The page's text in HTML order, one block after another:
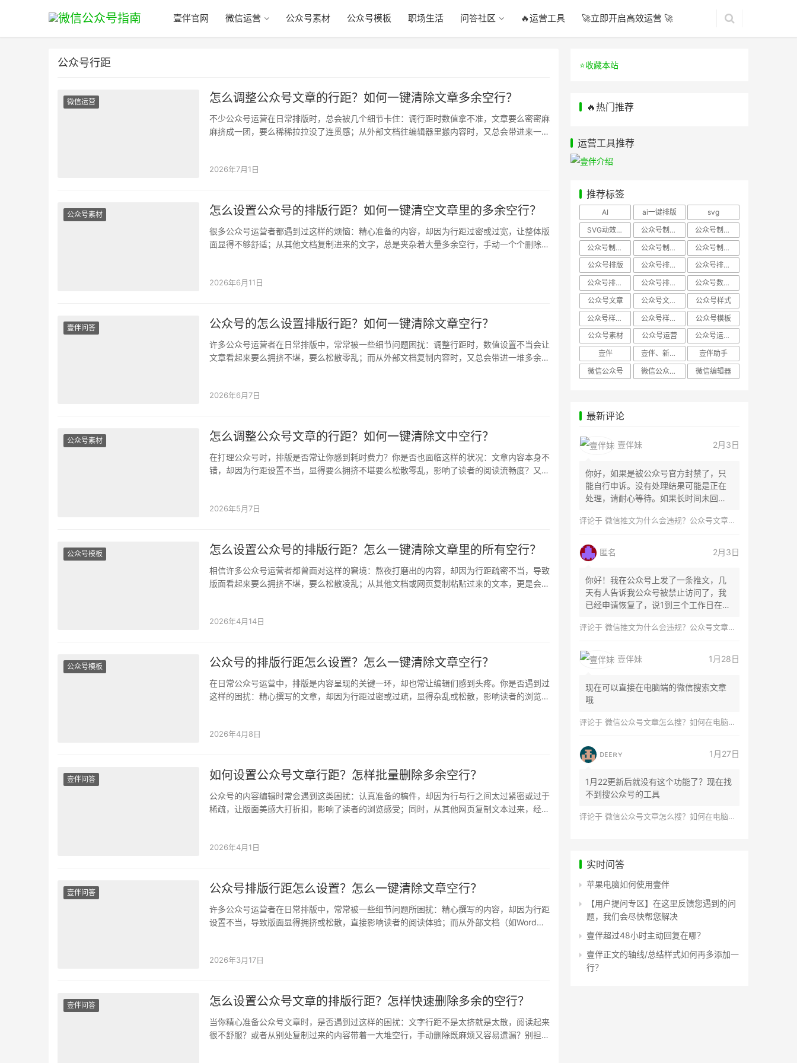
壹伴官网 微信运营 公众号素材 公众号模板 职场生活 问答社区 🔥运营工具 🚀立即开启高效运营 🚀
公众号行距
微信运营 怎么调整公众号文章的行距？如何一键清除文章多余空行？
不少公众号运营在日常排版时，总会被几个细节卡住：调行距时数值拿不准，文章要么密密麻
麻挤成一团，要么稀稀拉拉没了连贯感；从外部文档往编辑器里搬内容时，又总会带进来一堆
2026年7月1日
公众号素材 怎么设置公众号的排版行距？如何一键清空文章里的多余空行？
很多公众号运营者都遇到过这样的烦恼：精心准备的内容，却因为行距过密或过宽，让整体版
面显得不够舒适；从其他文档复制进来的文字，总是夹杂着大量多余空行，手动一个个删除既
2026年6月11日
壹伴问答 公众号的怎么设置排版行距？如何一键清除文章空行？
许多公众号运营者在日常排版中，常常被一些细节问题困扰：调整行距时，数值设置不当会让
文章看起来要么拥挤不堪，要么松散零乱；而从外部文档复制内容时，又总会带进一堆多余的
2026年6月7日
公众号素材 怎么调整公众号文章的行距？如何一键清除文中空行？
在打理公众号时，排版是否常让你感到耗时费力？你是否也面临这样的状况：文章内容本身不
错，却因为行距设置不当，显得要么拥挤不堪要么松散零乱，影响了读者的阅读流畅度？又或
2026年5月7日
公众号模板 怎么设置公众号的排版行距？怎么一键清除文章里的所有空行？
相信许多公众号运营者都曾面对这样的窘境：熬夜打磨出的内容，却因为行距疏密不当，导致
版面看起来要么拥挤不堪，要么松散凌乱；从其他文档或网页复制粘贴过来的文本，更是会带
2026年4月14日
公众号模板 公众号的排版行距怎么设置？怎么一键清除文章空行？
在日常公众号运营中，排版是内容呈现的关键一环，却也常让编辑们感到头疼。你是否遇到过
这样的困扰：精心撰写的文章，却因为行距过密或过疏，显得杂乱或松散，影响读者的浏览体
2026年4月8日
壹伴问答 如何设置公众号文章行距？怎样批量删除多余空行？
公众号的内容编辑时常会遇到这类困扰：认真准备的稿件，却因为行与行之间太过紧密或过于
稀疏，让版面美感大打折扣，影响了读者的浏览感受；同时，从其他网页复制文本过来，经常
2026年4月1日
壹伴问答 公众号排版行距怎么设置？怎么一键清除文章空行？
许多公众号运营者在日常排版中，常常被一些细节问题所困扰：精心撰写的内容，却因为行距
设置不当，导致版面显得拥挤或松散，直接影响读者的阅读体验；而从外部文档（如Word或
2026年3月17日
壹伴问答 怎么设置公众号文章的排版行距？怎样快速删除多余的空行？
当你精心准备公众号文章时，是否遇到过这样的困扰：文字行距不是太挤就是太散，阅读起来
很不舒服？或者从别处复制过来的内容带着一大堆空行，手动删除既麻烦又容易遗漏？别担
⭐️收藏本站
🔥热门推荐
运营工具推荐
推荐标签
AI ai一键排版
svg
SVG动效样式
公众号制作、公众号排版
公众号制作、公众号模板
公众号制作、微信编辑器
公众号制作，公众号排版
公众号制作，公众号排版、微信编辑器
公众号排版
公众号排版，公众号模板
公众号排版，公众号素材
公众号排版，微信编辑器
公众号排版，排版样式
公众号数据分析
公众号文章
公众号文章、公众号运营
公众号样式
公众号样式，微信公众号排版
公众号样式，微信编辑器
公众号模板
公众号素材
公众号运营
公众号运营，公众号编辑器
壹伴
壹伴、新媒体运营
壹伴助手
微信公众号
微信公众号，样式模板、公众号样式 微信编辑器
最新评论
壹伴妹 2月3日
你好，如果是被公众号官方封禁了，只
能自行申诉。没有处理结果可能是正在
处理，请耐心等待。如果长时间未回
评论于 微信推文为什么会违规？公众号文章怎么检测是否违规？
匿名 2月3日
你好！我在公众号上发了一条推文，几
天有人告诉我公众号被禁止访问了，我
已经申请恢复了，说1到三个工作日在微
评论于 微信推文为什么会违规？公众号文章怎么检测是否违规？
壹伴妹 1月28日
现在可以直接在电脑端的微信搜索文章
哦
评论于 微信公众号文章怎么搜？如何在电脑上搜索公众号文章？
ᴅᴇᴇʀʏ 1月27日
1月22更新后就没有这个功能了？现在找
不到搜公众号的工具
评论于 微信公众号文章怎么搜？如何在电脑上搜索公众号文章？
实时问答
苹果电脑如何使用壹伴
【用户提问专区】在这里反馈您遇到的问
题，我们会尽快帮您解决
壹伴超过48小时主动回复在哪？
壹伴正文的轴线/总结样式如何再多添加一
行？